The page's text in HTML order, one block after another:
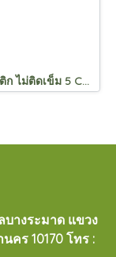
ไซริ้งพลาสติก ไม่ติดเข็ม 5 CC. , 5 CC. หัวล็อค
บางระมาด แขวง
คร 10170 โทร :